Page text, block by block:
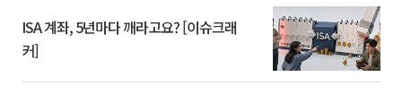
ISA 계좌, 5년마다 깨라고요? [이슈크래
커]